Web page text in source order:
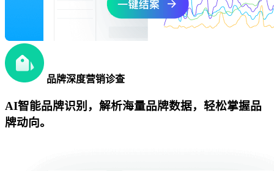
品牌深度营销诊查
AI智能品牌识别，解析海量品牌数据，轻松掌握品
牌动向。